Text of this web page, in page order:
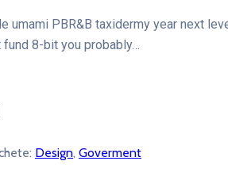
umami PBR&B taxidermy year next
8-bit you probably…
Design, Goverment